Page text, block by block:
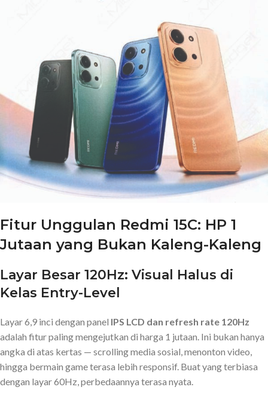
Fitur Unggulan Redmi 15C: HP 1
Jutaan yang Bukan Kaleng-Kaleng
Layar Besar 120Hz: Visual Halus di
Kelas Entry-Level
Layar 6,9 inci dengan panel IPS LCD dan refresh rate 120Hz
adalah fitur paling mengejutkan di harga 1 jutaan. Ini bukan hanya
angka di atas kertas — scrolling media sosial, menonton video,
hingga bermain game terasa lebih responsif. Buat yang terbiasa
dengan layar 60Hz, perbedaannya terasa nyata.